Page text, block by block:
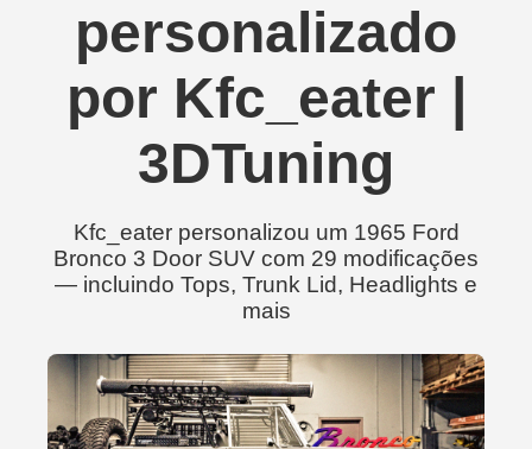
personalizado
por Kfc_eater |
3DTuning
Kfc_eater personalizou um 1965 Ford
Bronco 3 Door SUV com 29 modificações
— incluindo Tops, Trunk Lid, Headlights e
mais